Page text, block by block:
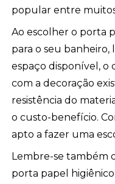
popular entre
Ao escolher o porta
para o seu banheiro,
espaço disponível, o
com a decoração
resistência do
o custo-benefício.
apto a fazer uma
Lembre-se também
porta papel